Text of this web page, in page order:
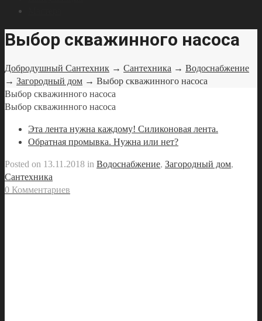
Выбор скважинного насоса
Добродушный Сантехник → Сантехника → Водоснабжение
→ Загородный дом → Выбор скважинного насоса
Выбор скважинного насоса
Выбор скважинного насоса
Эта лента нужна каждому! Силиконовая лента.
Обратная промывка. Нужна или нет?
Posted on 13.11.2018 in Водоснабжение, Загородный дом,
Сантехника
0 Комментариев